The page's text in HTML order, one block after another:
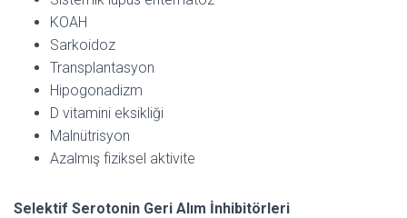
KOAH
Sarkoidoz
Transplantasyon
Hipogonadizm
D vitamini eksikliği
Malnütrisyon
Azalmış fiziksel aktivite
Selektif Serotonin Geri Alım İnhibitörleri